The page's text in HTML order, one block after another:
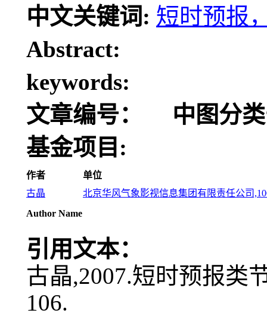
中文关键词: 短时预报
Abstract:
keywords:
文章编号：
中图分
基金项目:
作者
单位
古晶
北京华风气象影视信息集团有限责任公司
Author Name
引用文本：
古晶,2007.短时预报类
106.